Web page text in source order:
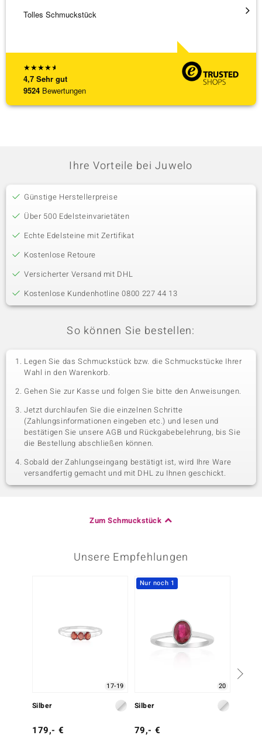
★★★★★
4,7 Sehr gut
9524 Bewertungen
Tolles Schmuckstück
Ich
Ihre Vorteile bei Juwelo
Günstige Herstellerpreise
Über 500 Edelsteinvarietäten
Echte Edelsteine mit Zertifikat
Kostenlose Retoure
Versicherter Versand mit DHL
Kostenlose Kundenhotline 0800 227 44 13
So können Sie bestellen:
Legen Sie das Schmuckstück bzw. die Schmuckstücke Ihrer
Wahl in den Warenkorb.
Gehen Sie zur Kasse und folgen Sie bitte den Anweisungen.
Jetzt durchlaufen Sie die einzelnen Schritte
(Zahlungsinformationen eingeben etc.) und lesen und
bestätigen Sie unsere AGB und Rückgabebelehrung, bis Sie
die Bestellung abschließen können.
Sobald der Zahlungseingang bestätigt ist, wird Ihre Ware
versandfertig gemacht und mit DHL zu Ihnen geschickt.
Zum Schmuckstück
Unsere Empfehlungen
17-19
Silber
179,- €
Nur noch 1
20
Silber
79,- €